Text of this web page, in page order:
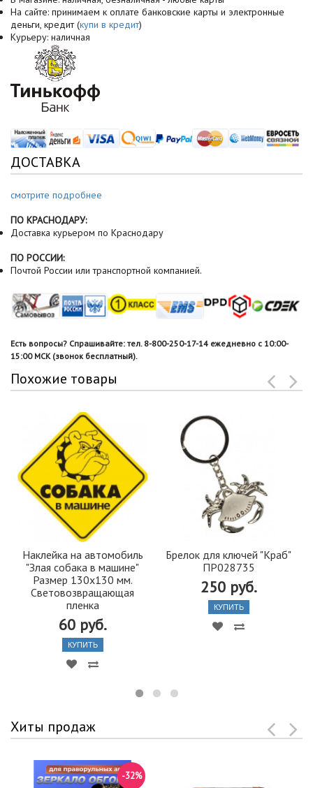
На сайте: принимаем к оплате банковские карты и электронные
деньги, кредит (купи в кредит)
Курьеру: наличная
ДОСТАВКА
смотрите подробнее
ПО КРАСНОДАРУ:
Доставка курьером по Краснодару
ПО РОССИИ:
Почтой России или транспортной компанией.
Есть вопросы? Спрашивайте: тел. 8-800-250-17-14 ежедневно с 10:00-
15:00 МСК (звонок бесплатный).
Похожие товары
Наклейка на автомобиль
"Злая собака в машине"
Размер 130х130 мм.
Световозвращающая
пленка
60 руб.
КУПИТЬ
Брелок для ключей "Краб"
ПР028735
250 руб.
КУПИТЬ
Хиты продаж
-32%